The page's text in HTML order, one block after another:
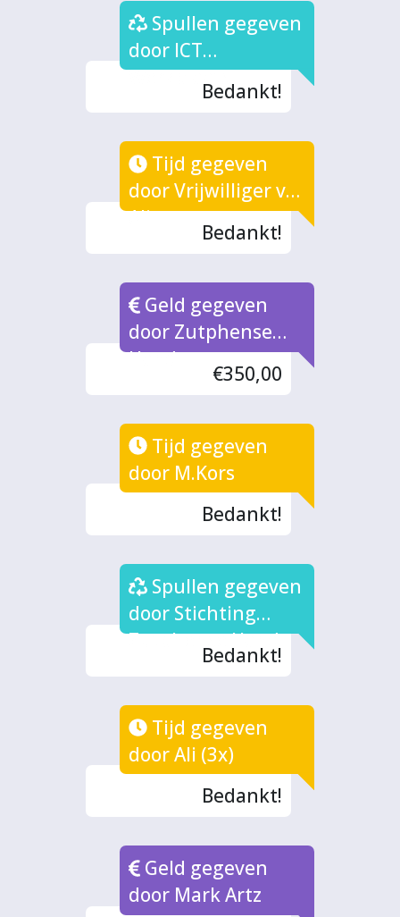
Spullen gegeven
door ICT
Werkplaats
Bedankt!
Tijd gegeven
door Vrijwilliger via
Ali
Bedankt!
Geld gegeven
door Zutphense
Hand
€350,00
Tijd gegeven
door M.Kors
Bedankt!
Spullen gegeven
door Stichting
Zutphense Hand
Bedankt!
Tijd gegeven
door Ali (3x)
Bedankt!
Geld gegeven
door Mark Artz